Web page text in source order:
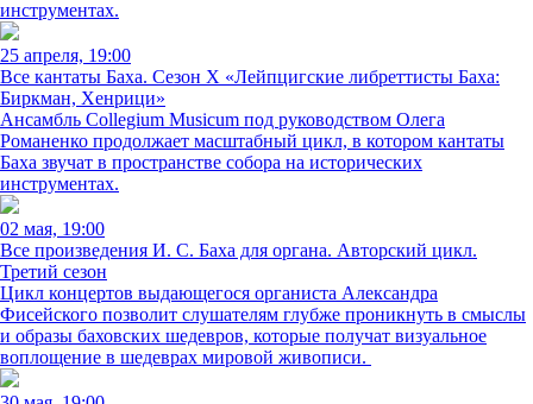
инструментах.
25 апреля, 19:00
Все кантаты Баха. Сезон X «Лейпцигские либреттисты Баха:
Биркман, Хенрици»
Ансамбль Collegium Musicum под руководством Олега
Романенко продолжает масштабный цикл, в котором кантаты
Баха звучат в пространстве собора на исторических
инструментах.
02 мая, 19:00
Все произведения И. С. Баха для органа. Авторский цикл.
Третий сезон
Цикл концертов выдающегося органиста Александра
Фисейского позволит слушателям глубже проникнуть в смыслы
и образы баховских шедевров, которые получат визуальное
воплощение в шедеврах мировой живописи.